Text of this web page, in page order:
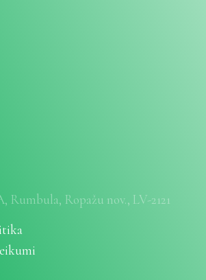
Rumbula, Ropažu nov., LV-2121